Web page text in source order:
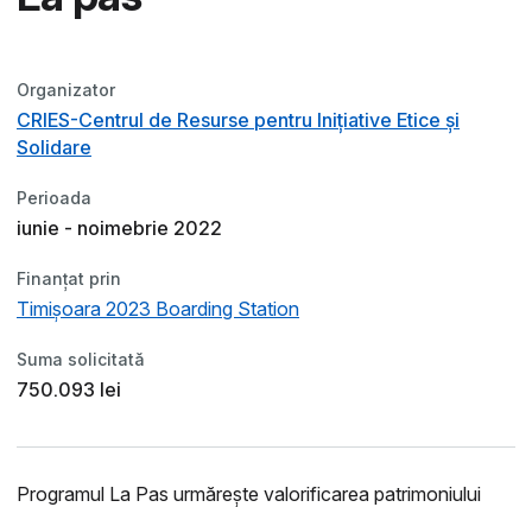
Organizator
CRIES-Centrul de Resurse pentru Inițiative Etice și
Solidare
Perioada
iunie - noimebrie 2022
Finanțat prin
Timișoara 2023 Boarding Station
Suma solicitată
750.093 lei
Programul La Pas urmărește valorificarea patrimoniului